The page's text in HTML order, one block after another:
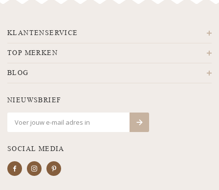
KLANTENSERVICE
TOP MERKEN
BLOG
NIEUWSBRIEF
SOCIAL MEDIA